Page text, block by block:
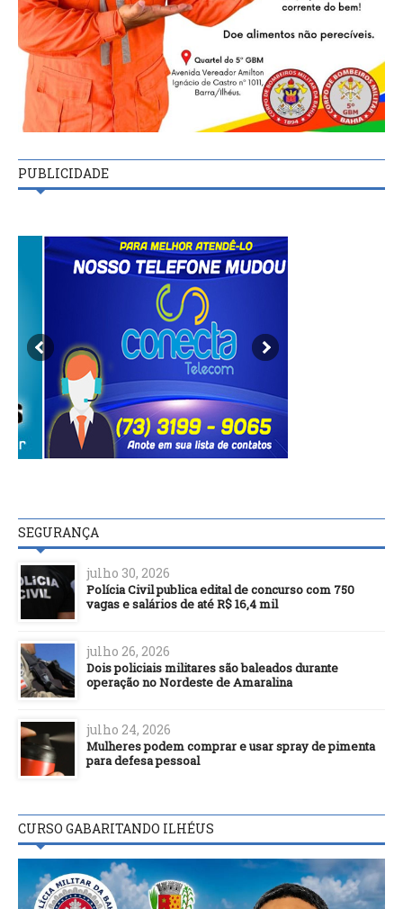
PUBLICIDADE
SEGURANÇA
julho 30, 2026
Polícia Civil publica edital de concurso com 750
vagas e salários de até R$ 16,4 mil
julho 26, 2026
Dois policiais militares são baleados durante
operação no Nordeste de Amaralina
julho 24, 2026
Mulheres podem comprar e usar spray de pimenta
para defesa pessoal
CURSO GABARITANDO ILHÉUS